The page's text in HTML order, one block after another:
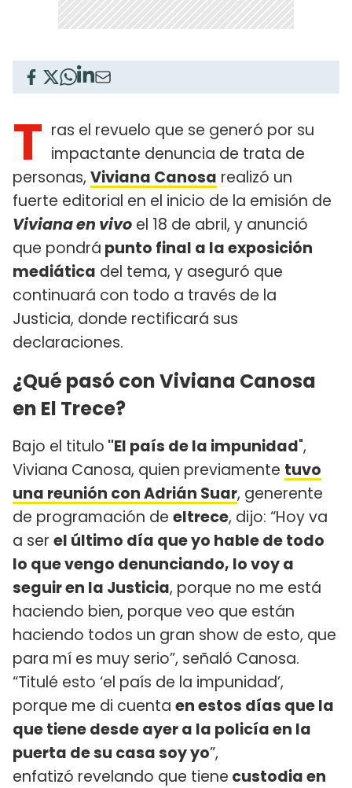
T ras el revuelo que se generó por su
impactante denuncia de trata de
personas, Viviana Canosa realizó un
fuerte editorial en el inicio de la emisión de
Viviana en vivo el 18 de abril, y anunció
que pondrá punto final a la exposición
mediática del tema, y aseguró que
continuará con todo a través de la
Justicia, donde rectificará sus
declaraciones.
¿Qué pasó con Viviana Canosa
en El Trece?
Bajo el titulo "El país de la impunidad",
Viviana Canosa, quien previamente tuvo
una reunión con Adrián Suar, generente
de programación de eltrece, dijo: “Hoy va
a ser el último día que yo hable de todo
lo que vengo denunciando, lo voy a
seguir en la Justicia, porque no me está
haciendo bien, porque veo que están
haciendo todos un gran show de esto, que
para mí es muy serio”, señaló Canosa.
“Titulé esto ‘el país de la impunidad’,
porque me di cuenta en estos días que la
que tiene desde ayer a la policía en la
puerta de su casa soy yo”,
enfatizó revelando que tiene custodia en